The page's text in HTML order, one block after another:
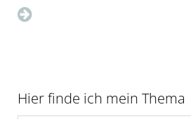
Hier finde ich mein Thema